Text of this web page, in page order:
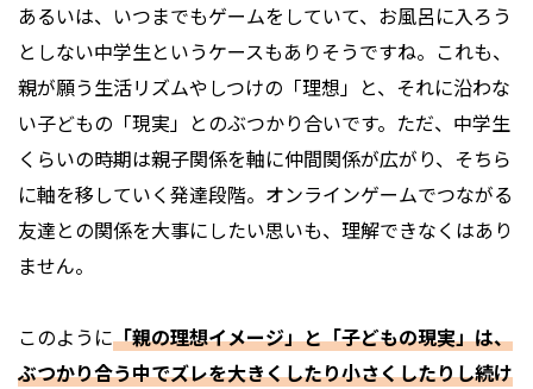
あるいは、いつまでもゲームをしていて、お風呂に入ろう
としない中学生というケースもありそうですね。これも、
親が願う生活リズムやしつけの「理想」と、それに沿わな
い子どもの「現実」とのぶつかり合いです。ただ、中学生
くらいの時期は親子関係を軸に仲間関係が広がり、そちら
に軸を移していく発達段階。オンラインゲームでつながる
友達との関係を大事にしたい思いも、理解できなくはあり
ません。
このように「親の理想イメージ」と「子どもの現実」は、
ぶつかり合う中でズレを大きくしたり小さくしたりし続け